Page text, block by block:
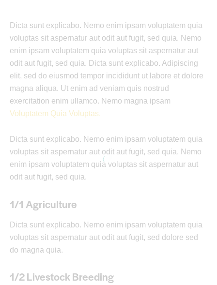
Dicta sunt explicabo. Nemo enim ipsam voluptatem quia
voluptas sit aspernatur aut odit aut fugit, sed quia. Nemo
enim ipsam voluptatem quia voluptas sit aspernatur aut
odit aut fugit, sed quia. Dicta sunt explicabo. Adipiscing
elit, sed do eiusmod tempor incididunt ut labore et dolore
magna aliqua. Ut enim ad veniam quis nostrud
exercitation enim ullamco. Nemo magna ipsam
Voluptatem Quia Voluptas.
Dicta sunt explicabo. Nemo enim ipsam voluptatem quia
voluptas sit aspernatur aut odit aut fugit, sed quia. Nemo
enim ipsam voluptatem quia voluptas sit aspernatur aut
odit aut fugit, sed quia.
1/1 Agriculture
Dicta sunt explicabo. Nemo enim ipsam voluptatem quia
voluptas sit aspernatur aut odit aut fugit, sed dolore sed
do magna quia.
1/2 Livestock Breeding